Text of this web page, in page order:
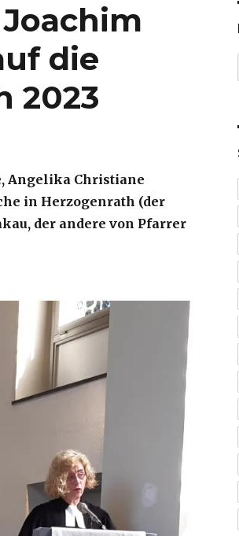
die
2023
Angelika Christiane
in Herzogenrath (der
der andere von Pfarrer